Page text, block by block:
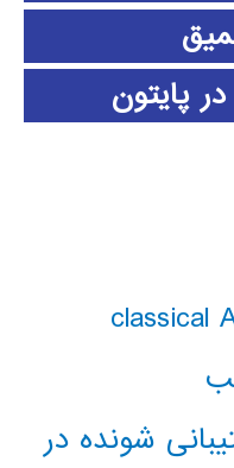
پایتون
شونده در